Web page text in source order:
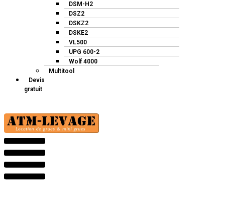
DSM-H2
DSZ2
DSKZ2
DSKE2
VL500
UPG 600-2
Wolf 4000
Multitool
Devis
gratuit